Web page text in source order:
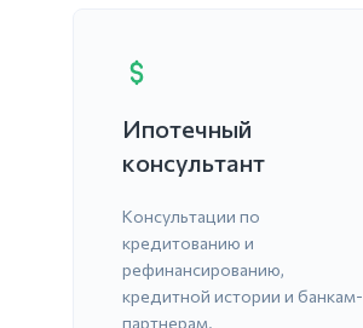
Ипотечный
консультант
Консультации по
кредитованию и
рефинансированию,
кредитной истории и банкам-
партнерам.